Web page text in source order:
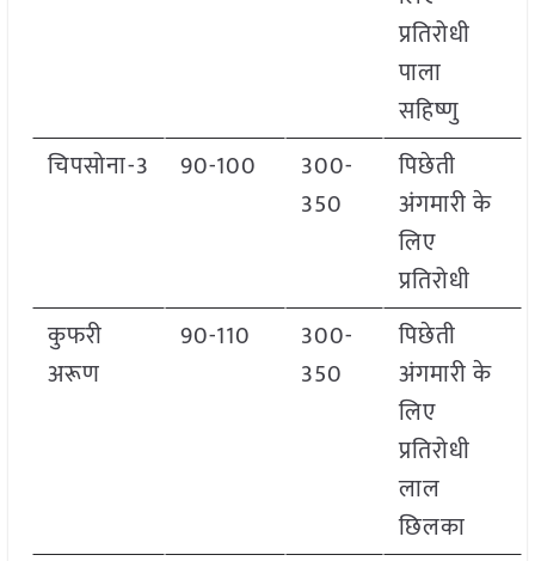
प्रतिरोधी
पाला
सहिष्णु
चिपसोना-3
90-100
300-
350
पिछेती
अंगमारी के
लिए
प्रतिरोधी
कुफरी
अरूण
90-110
300-
350
पिछेती
अंगमारी के
लिए
प्रतिरोधी
लाल
छिलका